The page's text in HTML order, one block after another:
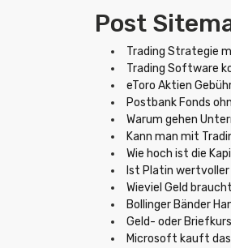
Post
Trading Strategie
Trading Software
eToro Aktien
Postbank Fonds
Warum gehen
Kann man mit
Wie hoch ist die
Ist Platin wertvoller
Wieviel Geld
Bollinger Bänder
Geld- oder
Microsoft kauft